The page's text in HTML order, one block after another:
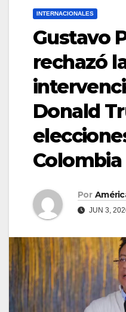
INTERNACIONALES
Gustavo
rechazó
Donald
Colombia
Por
JUN 3,